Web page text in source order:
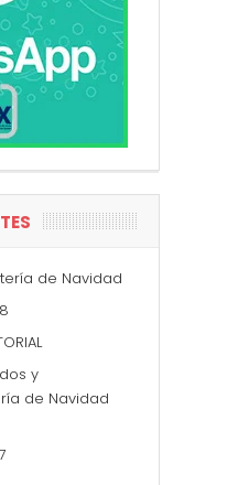
de Navidad
y
de Navidad